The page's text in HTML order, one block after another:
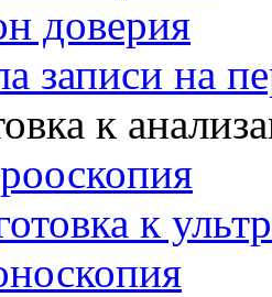
доверия
записи на
к
к